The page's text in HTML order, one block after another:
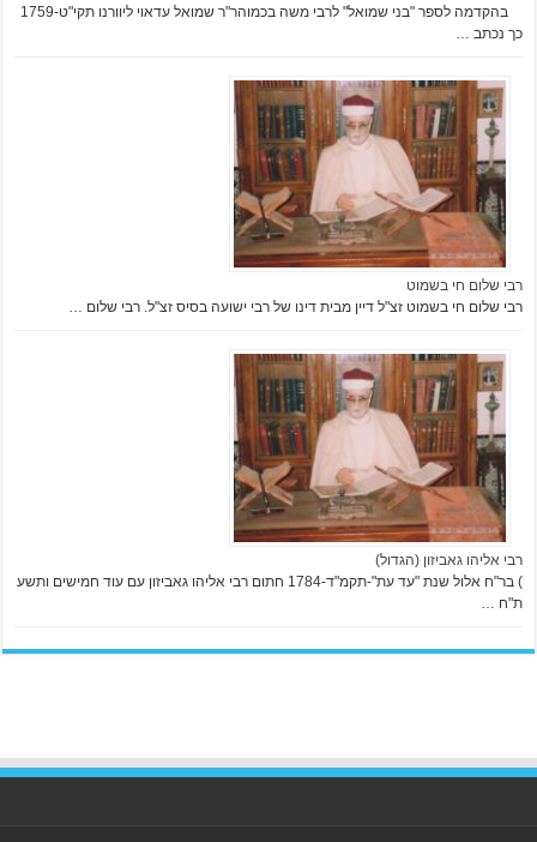
כך נכתב …
רבי שלום חי בשמוט
רבי שלום חי בשמוט זצ"ל דיין מבית דינו של רבי ישועה בסיס זצ"ל. רבי שלום …
רבי אליהו גאביזון (הגדול)
) בר"ח אלול שנת "עד עת"-תקמ"ד-1784 חתום רבי אליהו גאביזון עם עוד חמישים ותשע
ת"ח …